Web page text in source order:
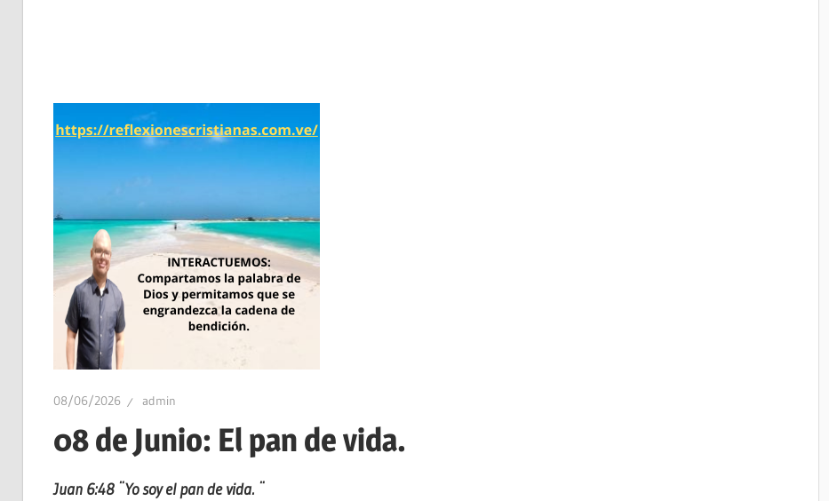
08/06/2026 admin
08 de Junio: El pan de vida.
Juan 6:48 ¨Yo soy el pan de vida. ¨